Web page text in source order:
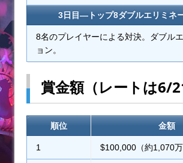
3日目―トップ8ダブルエリミネ
8名のプレイヤーによる対決。ダブル
ョン。
賞金額（レートは6/
順位 金額
1 $100,000（約1,070万